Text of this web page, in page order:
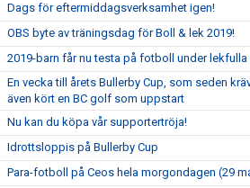
Dags för eftermiddagsverksamhet igen!
OBS byte av träningsdag för Boll & lek 2019!
2019-barn får nu testa på fotboll under
En vecka till årets Bullerby Cup, som seden
även kört en BC golf som uppstart
Nu kan du köpa vår supportertröja!
Idrottsloppis på Bullerby Cup
Para-fotboll på Ceos hela morgondagen (29